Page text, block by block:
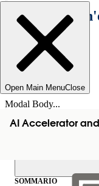
Seleziona
Open Main MenuClose
Modal Body...
AI Accelerator
SOMMARIO